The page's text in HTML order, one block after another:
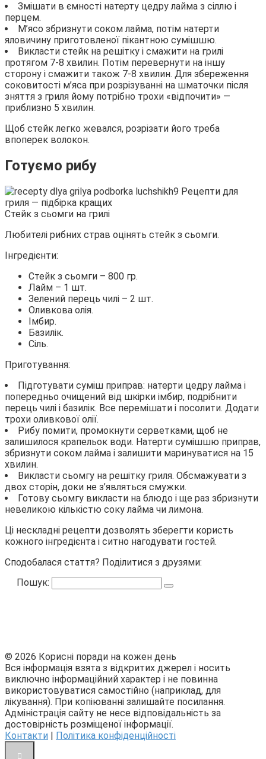
Змішати в ємності натерту цедру лайма з сіллю і
перцем.
М’ясо збризнути соком лайма, потім натерти
яловичину приготовленої пікантною сумішшю.
Викласти стейк на решітку і смажити на грилі
протягом 7-8 хвилин. Потім перевернути на іншу
сторону і смажити також 7-8 хвилин. Для збереження
соковитості м’яса при розрізуванні на шматочки після
зняття з гриля йому потрібно трохи «відпочити» —
приблизно 5 хвилин.
Щоб стейк легко жевался, розрізати його треба
впоперек волокон.
Готуємо рибу
Стейк з сьомги на грилі
Любителі рибних страв оцінять стейк з сьомги.
Інгредієнти:
Стейк з сьомги – 800 гр.
Лайм – 1 шт.
Зелений перець чилі – 2 шт.
Оливкова олія.
Імбир.
Базилік.
Сіль.
Приготування:
Підготувати суміш приправ: натерти цедру лайма і
попередньо очищений від шкірки імбир, подрібнити
перець чилі і базилік. Все перемішати і посолити. Додати
трохи оливкової олії.
Рибу помити, промокнути серветками, щоб не
залишилося крапельок води. Натерти сумішшю приправ,
збризнути соком лайма і залишити маринуватися на 15
хвилин.
Викласти сьомгу на решітку гриля. Обсмажувати з
двох сторін, доки не з’являться смужки.
Готову сьомгу викласти на блюдо і ще раз збризнути
невеликою кількістю соку лайма чи лимона.
Ці нескладні рецепти дозволять зберегти користь
кожного інгредієнта і ситно нагодувати гостей.
Сподобалася стаття? Поділитися з друзями:
Пошук:
© 2026 Корисні поради на кожен день
Вся інформація взята з відкритих джерел і носить
виключно інформаційний характер і не повинна
використовуватися самостійно (наприклад, для
лікування). При копіюванні залишайте посилання.
Адміністрація сайту не несе відповідальність за
достовірність розміщеної інформації.
Контакти | Політика конфіденційності